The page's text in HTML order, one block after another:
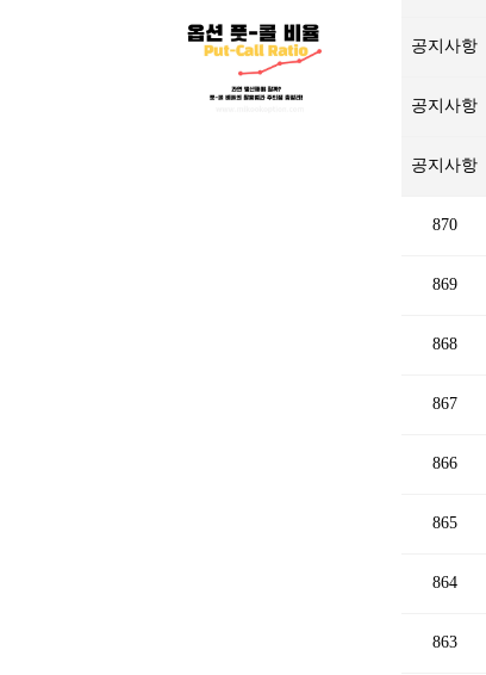
공지사항
공지사항
공지사항
870
869
868
867
866
865
864
863